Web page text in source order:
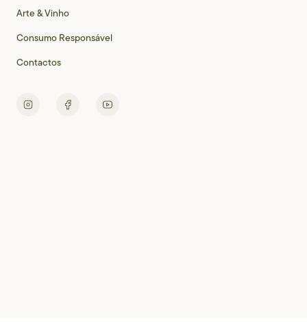
Arte & Vinho
Consumo Responsável
Contactos